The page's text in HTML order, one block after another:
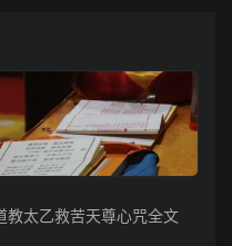
教太乙救苦天尊心咒全文